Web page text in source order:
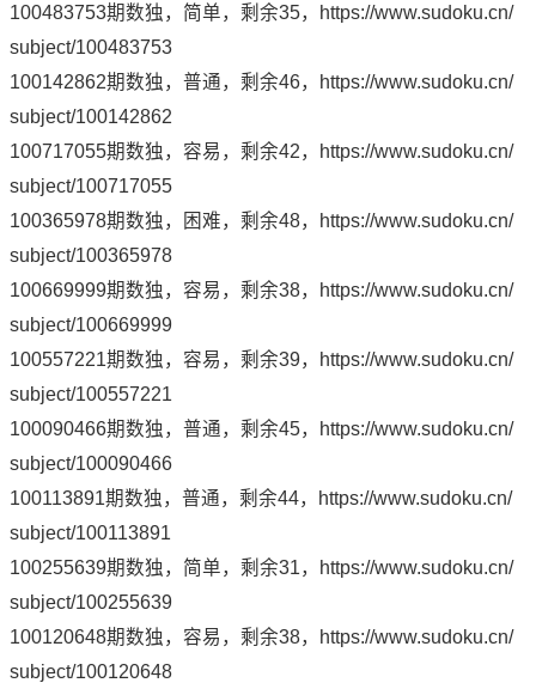
100483753期数独，简单，剩余35，
https://www.sudoku.cn/
subject/100483753
100142862期数独，普通，剩余46，
https://www.sudoku.cn/
subject/100142862
100717055期数独，容易，剩余42，
https://www.sudoku.cn/
subject/100717055
100365978期数独，困难，剩余48，
https://www.sudoku.cn/
subject/100365978
100669999期数独，容易，剩余38，
https://www.sudoku.cn/
subject/100669999
100557221期数独，容易，剩余39，
https://www.sudoku.cn/
subject/100557221
100090466期数独，普通，剩余45，
https://www.sudoku.cn/
subject/100090466
100113891期数独，普通，剩余44，
https://www.sudoku.cn/
subject/100113891
100255639期数独，简单，剩余31，
https://www.sudoku.cn/
subject/100255639
100120648期数独，容易，剩余38，
https://www.sudoku.cn/
subject/100120648